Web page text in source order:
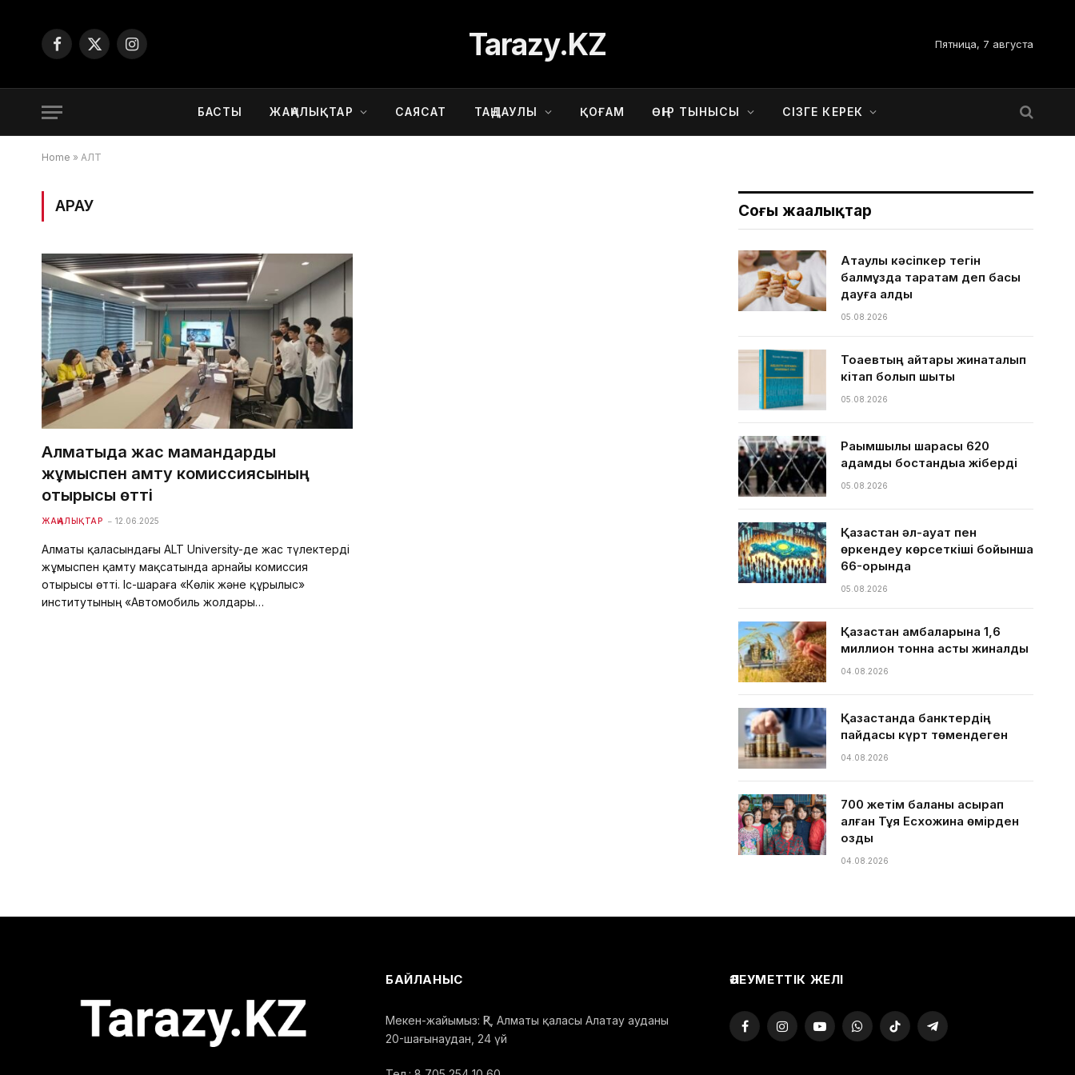
Facebook
X
Instagram Tarazy.KZ Пятница, 7 августа
БАСТЫ ЖАҢАЛЫҚТАР САЯСАТ ТАҢДАУЛЫ ҚОҒАМ ӨҢІР ТЫНЫСЫ СІЗГЕ КЕРЕК
Home » АЛТ
ҚАРАУ
Алматыда жас мамандарды
жұмыспен қамту комиссиясының
отырысы өтті
ЖАҢАЛЫҚТАР 12.06.2025
Алматы қаласындағы ALT University-де жас түлектерді
жұмыспен қамту мақсатында арнайы комиссия
отырысы өтті. Іс-шараға «Көлік және құрылыс»
институтының «Автомобиль жолдары…
Соңғы жаңалықтар
Ақтаулық кәсіпкер тегін
балмұздақ таратам деп басы
дауға қалды
05.08.2026
Тоқаевтың айтқары жинақталып
кітап болып шықты
05.08.2026
Рақымшылық шарасы 620
адамды бостандыққа жіберді
05.08.2026
Қазақстан әл-ауқат пен
өркендеу көрсеткіші бойынша
66-орында
05.08.2026
Қазақстан қамбаларына 1,6
миллион тонна астық жиналды
04.08.2026
Қазақстанда банктердің
пайдасы күрт төмендеген
04.08.2026
700 жетім баланы асырап
алған Тұяқ Есхожина өмірден
озды
04.08.2026
БАЙЛАНЫС
Мекен-жайымыз: ҚР, Алматы қаласы Алатау ауданы
20-шағынаудан, 24 үй
ӘЛЕУМЕТТІК ЖЕЛІ
FacebookInstagramYouTubeWhatsAppTikTok Telegram